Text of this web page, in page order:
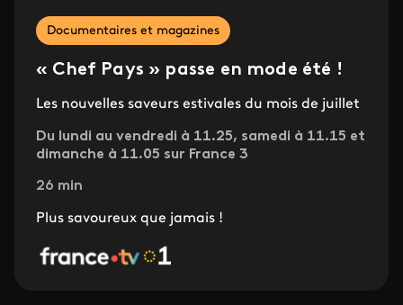
Documentaires et magazines
« Chef Pays » passe en mode été !
Les nouvelles saveurs estivales du mois de juillet
Du lundi au vendredi à 11.25, samedi à 11.15 et
dimanche à 11.05 sur France 3
26 min
Plus savoureux que jamais !